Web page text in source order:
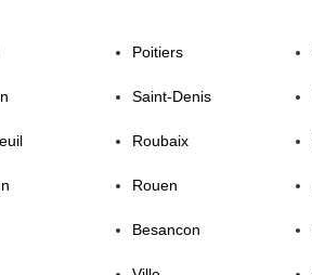
Poitiers
Saint-Denis
Roubaix
Rouen
Besancon